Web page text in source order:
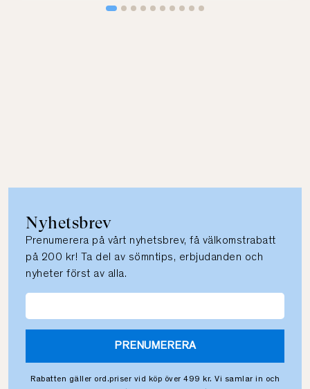
Nyhetsbrev
Prenumerera på vårt nyhetsbrev, få välkomstrabatt
på 200 kr! Ta del av sömntips, erbjudanden och
nyheter först av alla.
PRENUMERERA
Rabatten gäller ord.priser vid köp över 499 kr. Vi samlar in och